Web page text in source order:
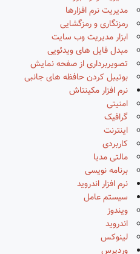
مدیریت نرم افزارها
رمزنگاری و رمزگشایی
ابزار مدیریت وب سایت
مبدل فایل های ویدئویی
تصویربرداری از صفحه نمایش
بوتیبل کردن حافظه های جانبی
نرم افزار مکینتاش
امنیتی
گرافیک
اینترنت
کاربردی
مالتی مدیا
برنامه نویسی
نرم افزار اندروید
سیستم عامل
ویندوز
اندروید
لینوکس
وردپرس